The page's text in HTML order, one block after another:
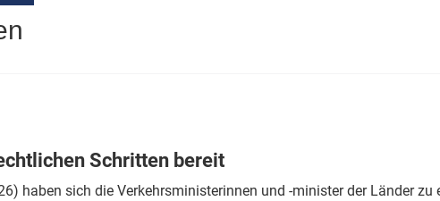
Schritten bereit
haben sich die Verkehrsministerinnen und -minister der Länder